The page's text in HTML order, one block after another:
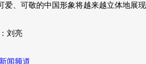
爱、可敬的中国形象将越来越立体地展现
刘亮
闻频道